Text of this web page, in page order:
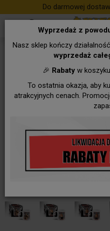
Wyprzedaż z
Nasz sklep kończy
wyprzedaż
🎉 Rabatyw
To ostatnia okazja, aby
atrakcyjnych cenach.
Do darmowej